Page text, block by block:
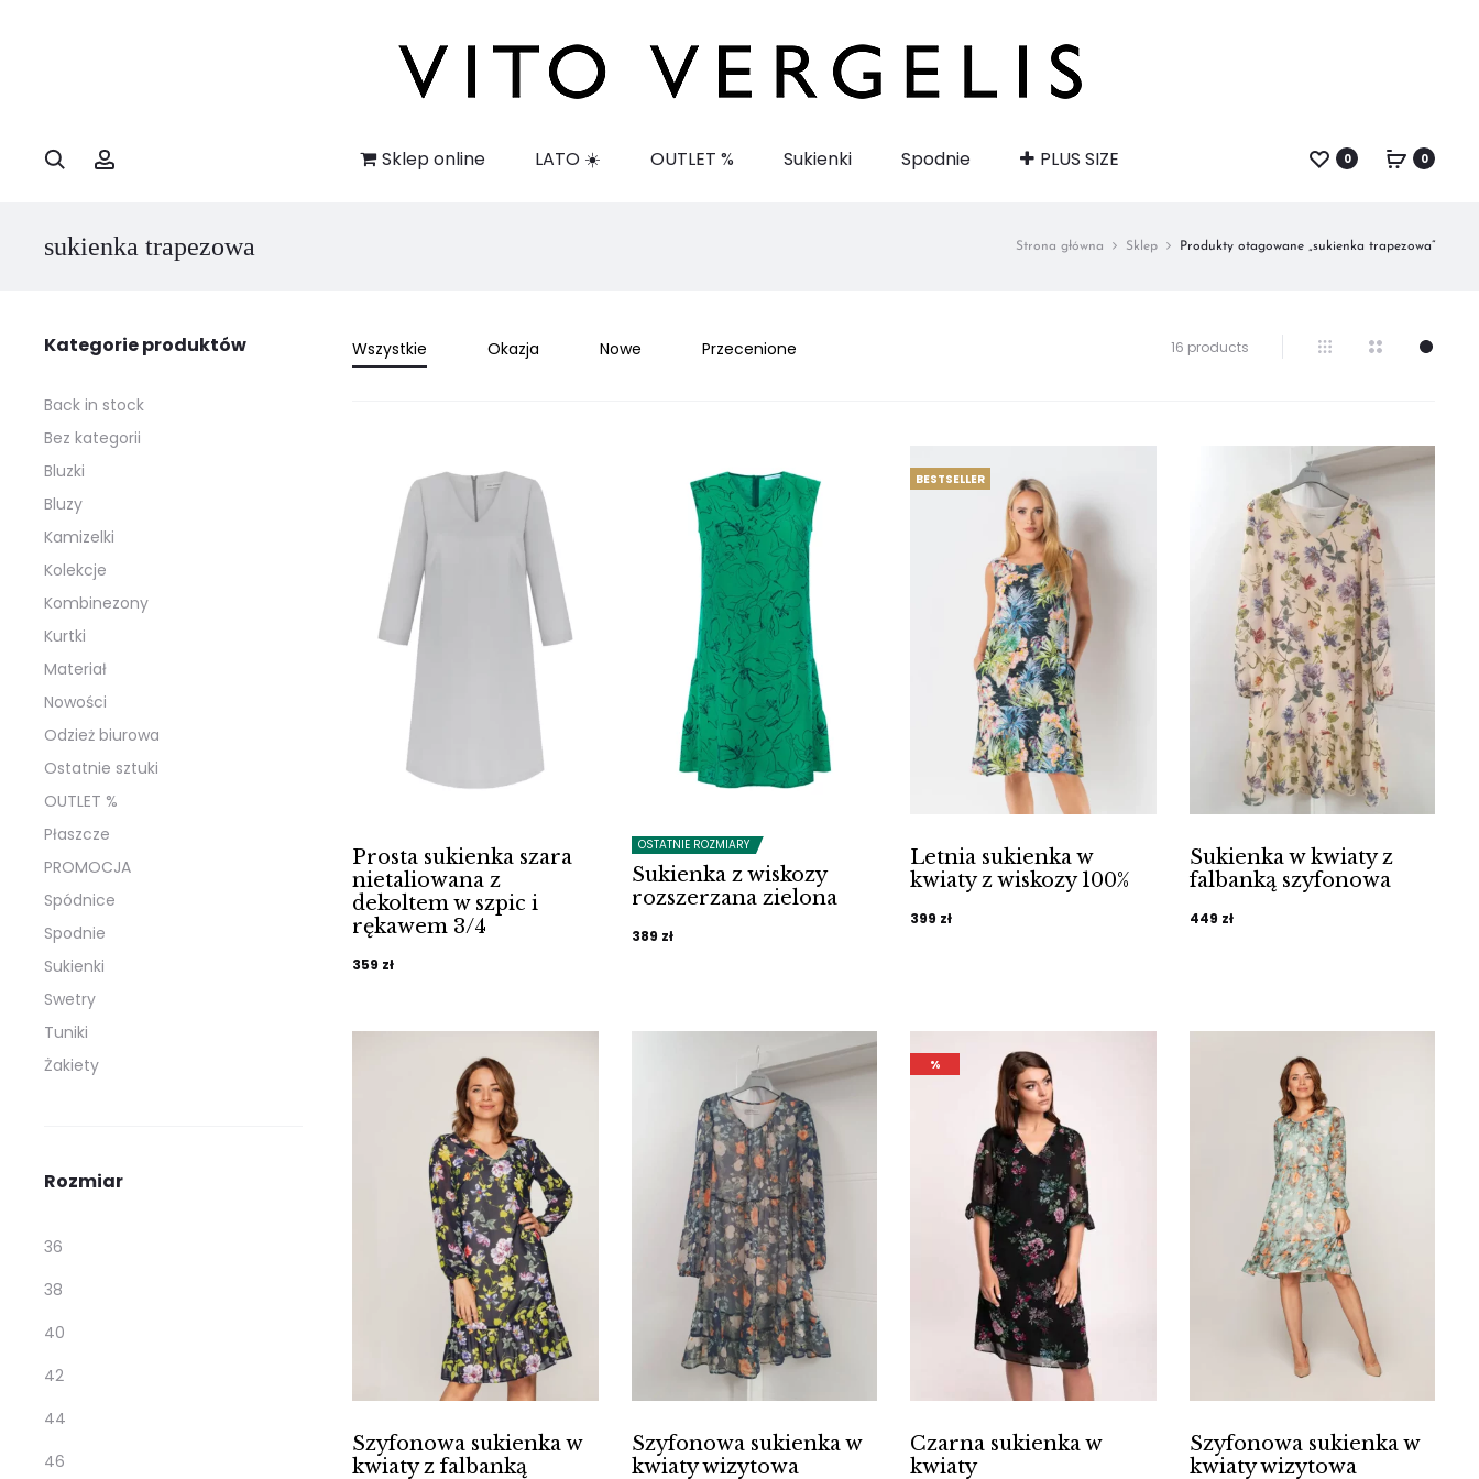
Szukaj Sklep online LATO ☀️ OUTLET % Sukienki Spodnie PLUS SIZE 0 0
sukienka trapezowa Strona główna Sklep Produkty otagowane „sukienka trapezowa”
Wszystkie Okazja Nowe Przecenione 16 products Wyświetlanie
Prosta sukienka szara
nietaliowana z
dekoltem w szpic i
rękawem 3/4
359 zł
OSTATNIE ROZMIARY
Sukienka z wiskozy
rozszerzana zielona
389 zł
BESTSELLER
Letnia sukienka w
kwiaty z wiskozy 100%
399 zł
Sukienka w kwiaty z
falbanką szyfonowa
449 zł
Szyfonowa sukienka w
kwiaty z falbanką
Szyfonowa sukienka w
kwiaty wizytowa
%
Czarna sukienka w
kwiaty
Szyfonowa sukienka w
kwiaty wizytowa
Kategorie produktów
Back in stock
Bez kategorii
Bluzki
Bluzy
Kamizelki
Kolekcje
Kombinezony
Kurtki
Materiał
Nowości
Odzież biurowa
Ostatnie sztuki
OUTLET %
Płaszcze
PROMOCJA
Spódnice
Spodnie
Sukienki
Swetry
Tuniki
Żakiety
Rozmiar
36
38
40
42
44
46